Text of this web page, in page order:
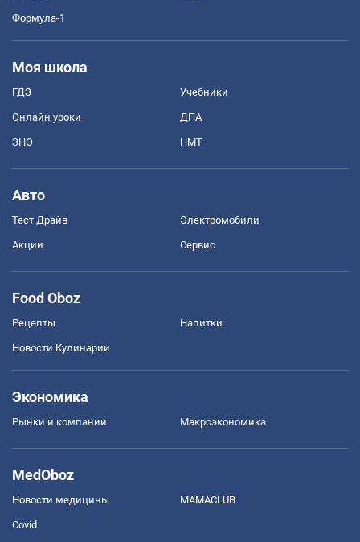
Формула-1
Моя школа
ГДЗ Учебники
Онлайн уроки ДПА
ЗНО НМТ
Авто
Тест Драйв Электромобили
Акции Сервис
Food Oboz
Рецепты Напитки
Новости Кулинарии
Экономика
Рынки и компании Mакроэкономика
MedOboz
Новости медицины MAMACLUB
Covid